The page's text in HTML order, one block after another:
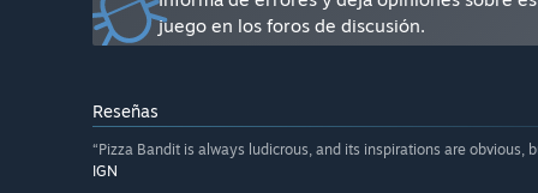
your team additional buffs. A decent amount of
¿El precio del juego será diferente durante y después
¿Cómo tienes planeado involucrar a la comunidad en
«We value every piece of feedback from our players
existing elements of Pizza Bandit, like weapons,
juego en los foros de discusión.
Reseñas
“Pizza Bandit is always ludicrous, and its inspirations are obvious,
IGN